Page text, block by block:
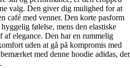
valg. Den giver dig mulighed for at
café med venner. Den korte pasform
følelse, mens den elastiske
elegance. Den har en rummelig
uden at gå på kompromis med
med denne hoodie adidas, der